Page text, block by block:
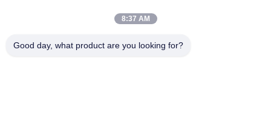
Γρήγορη επικοινωνία
Διεύθυνση
8:37 AM
Good day, what product are you looking for?